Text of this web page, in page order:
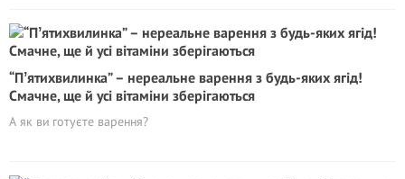
“Пʼятихвилинка” – нереальне варення з будь-яких ягід!
Смачне, ще й усі вітаміни зберігаються
А як ви готуєте варення?